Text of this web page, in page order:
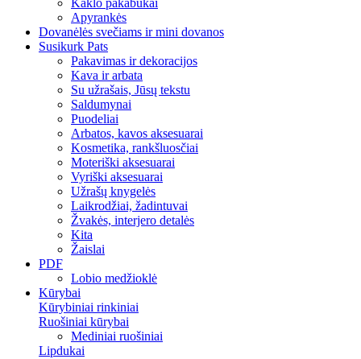
Kaklo pakabukai
Apyrankės
Dovanėlės svečiams ir mini dovanos
Susikurk Pats
Pakavimas ir dekoracijos
Kava ir arbata
Su užrašais, Jūsų tekstu
Saldumynai
Puodeliai
Arbatos, kavos aksesuarai
Kosmetika, rankšluosčiai
Moteriški aksesuarai
Vyriški aksesuarai
Užrašų knygelės
Laikrodžiai, žadintuvai
Žvakės, interjero detalės
Kita
Žaislai
PDF
Lobio medžioklė
Kūrybai
Kūrybiniai rinkiniai
Ruošiniai kūrybai
Mediniai ruošiniai
Lipdukai